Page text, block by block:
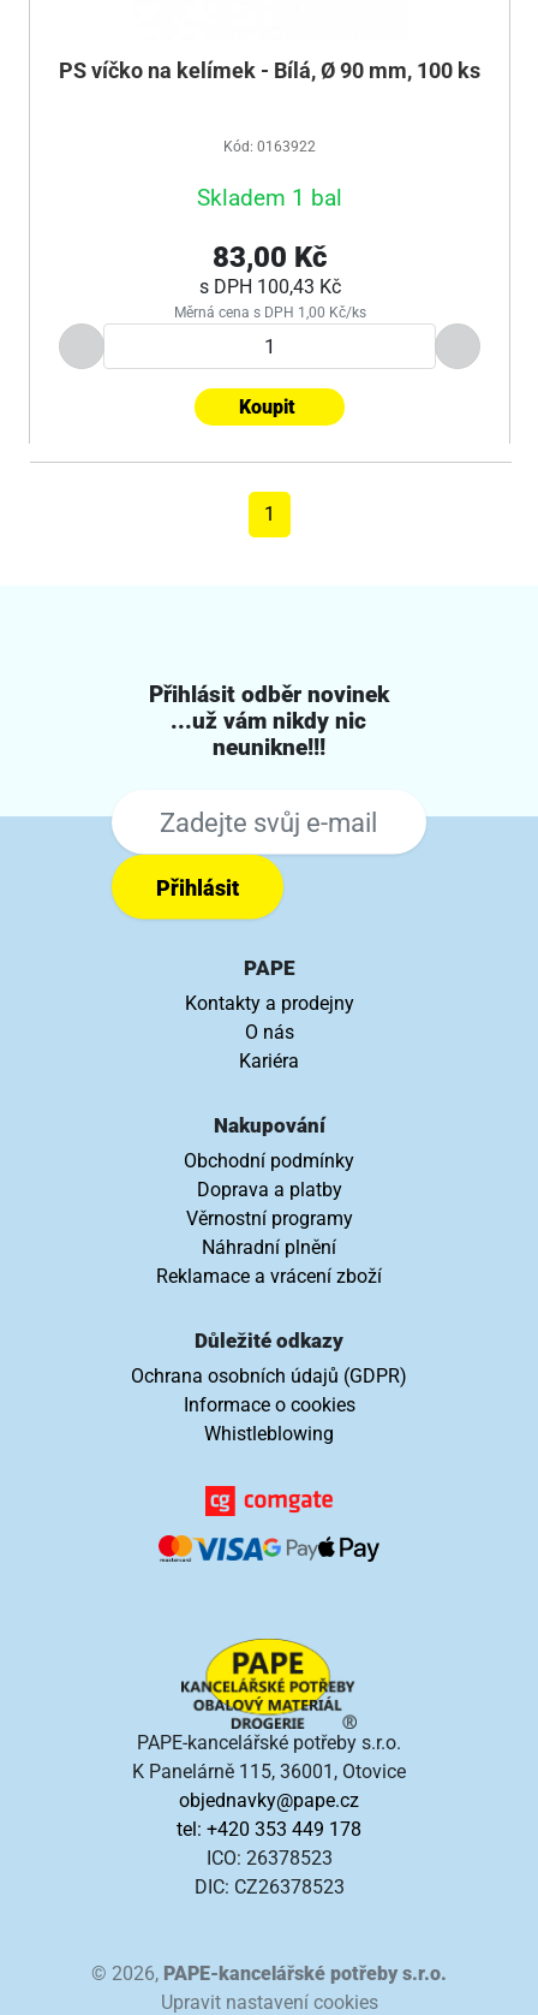
PS víčko na kelímek - Bílá, Ø 90 mm, 100 ks
Kód: 0163922
Skladem 1 bal
83,00 Kč
s DPH 100,43 Kč
Měrná cena s DPH 1,00 Kč/ks
Koupit
1
Přihlásit odběr novinek
...už vám nikdy nic
neunikne!!!
Přihlásit
PAPE
Kontakty a prodejny
O nás
Kariéra
Nakupování
Obchodní podmínky
Doprava a platby
Věrnostní programy
Náhradní plnění
Reklamace a vrácení zboží
Důležité odkazy
Ochrana osobních údajů (GDPR)
Informace o cookies
Whistleblowing
PAPE-kancelářské potřeby s.r.o.
K Panelárně 115, 36001, Otovice
objednavky@pape.cz
tel: +420 353 449 178
ICO: 26378523
DIC: CZ26378523
© 2026, PAPE-kancelářské potřeby s.r.o.
Upravit nastavení cookies